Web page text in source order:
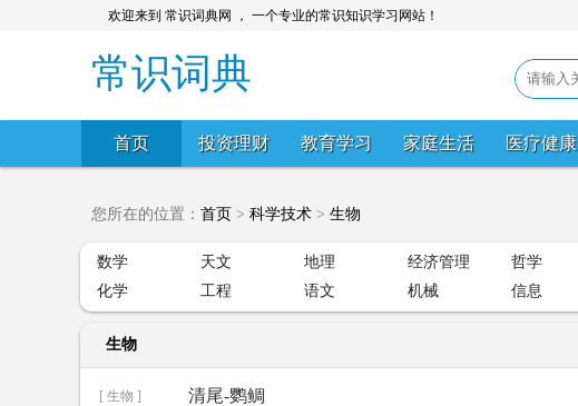
欢迎来到 常识词典网 ， 一个专业的常识知识学习网站！
常识词典
首页 投资理财 教育学习 家庭生活 医疗健康
您所在的位置： 首页 > 科学技术 > 生物
数学 天文 地理 经济管理 哲学
化学
工程 语文 机械 信息
生物
[ 生物 ] 清尾-鹦鲷